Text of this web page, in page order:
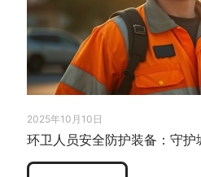
2025年10月10日
环卫人员安全防护装备：守